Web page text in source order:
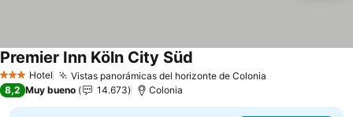
3 Estrellas
Hotel Vistas panorámicas del horizonte de Colonia
Premier Inn Köln City Süd
8,2 Muy bueno 14.673 Colonia